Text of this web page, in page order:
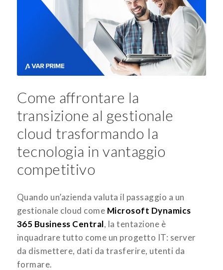
Come affrontare la
transizione al gestionale
cloud trasformando la
tecnologia in vantaggio
competitivo
Quando un’azienda valuta il passaggio a un
gestionale cloud come Microsoft Dynamics
365 Business Central, la tentazione è
inquadrare tutto come un progetto IT: server
da dismettere, dati da trasferire, utenti da
formare.